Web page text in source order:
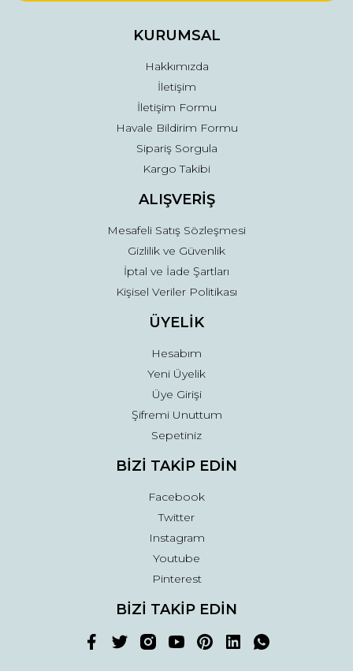
Ürün fiyatı diğer sitelerden daha pahalı.
Gönder
KURUMSAL
Hakkımızda
İletişim
İletişim Formu
Havale Bildirim Formu
Sipariş Sorgula
Kargo Takibi
ALIŞVERİŞ
Mesafeli Satış Sözleşmesi
Gizlilik ve Güvenlik
İptal ve İade Şartları
Kişisel Veriler Politikası
ÜYELİK
Hesabım
Yeni Üyelik
Üye Girişi
Şifremi Unuttum
Sepetiniz
BİZİ TAKİP EDİN
Facebook
Twitter
Instagram
Youtube
Pinterest
BİZİ TAKİP EDİN